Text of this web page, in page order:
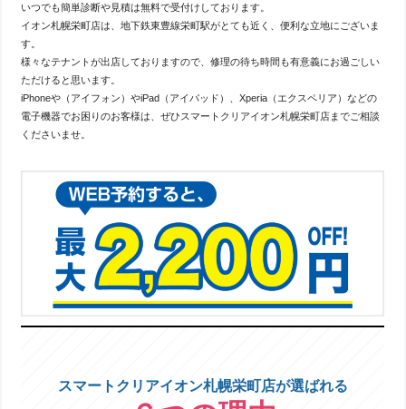
いつでも簡単診断や見積は無料で受付けしております。
イオン札幌栄町店は、地下鉄東豊線栄町駅がとても近く、便利な立地にございま
す。
様々なテナントが出店しておりますので、修理の待ち時間も有意義にお過ごしい
ただけると思います。
iPhoneや（アイフォン）やiPad（アイパッド）、Xperia（エクスペリア）などの
電子機器でお困りのお客様は、ぜひスマートクリアイオン札幌栄町店までご相談
くださいませ。
スマートクリアイオン札幌栄町店が選ばれる